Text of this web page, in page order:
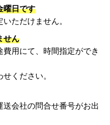
曜日です
ただけません。
せん
用にて、時間指定ができ
ください。
会社の問合せ番号がお出